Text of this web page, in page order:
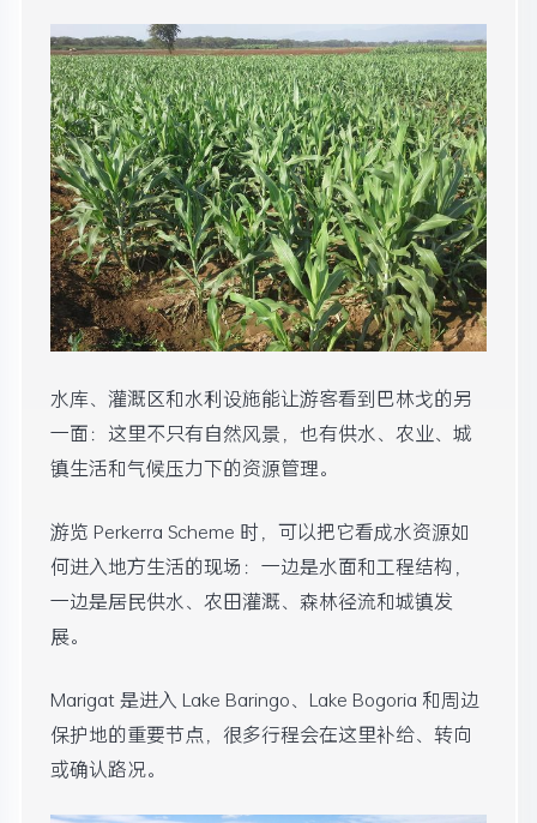
水库、灌溉区和水利设施能让游客看到巴林戈的另
一面：这里不只有自然风景，也有供水、农业、城
镇生活和气候压力下的资源管理。
游览 Perkerra Scheme 时，可以把它看成水资源如
何进入地方生活的现场：一边是水面和工程结构，
一边是居民供水、农田灌溉、森林径流和城镇发
展。
Marigat 是进入 Lake Baringo、Lake Bogoria 和周边
保护地的重要节点，很多行程会在这里补给、转向
或确认路况。